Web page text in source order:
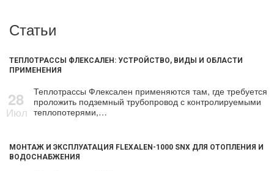
Статьи
ТЕПЛОТРАССЫ ФЛЕКСАЛЕН: УСТРОЙСТВО, ВИДЫ И ОБЛАСТИ
ПРИМЕНЕНИЯ
28
Июл
Теплотрассы Флексален применяются там, где требуется
проложить подземный трубопровод с контролируемыми
теплопотерями,…
МОНТАЖ И ЭКСПЛУАТАЦИЯ FLEXALEN-1000 SNX ДЛЯ ОТОПЛЕНИЯ И
ВОДОСНАБЖЕНИЯ